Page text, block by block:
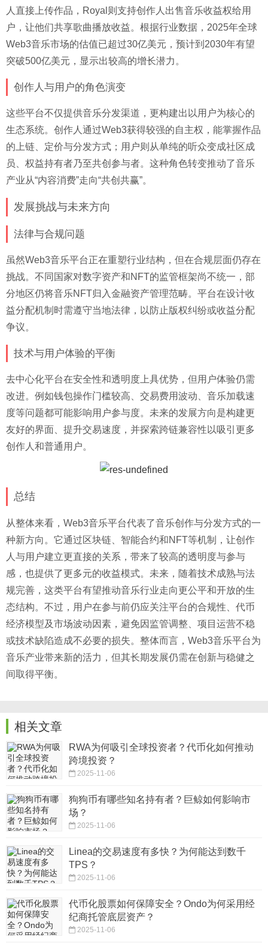
人直接上传作品，Royal则支持创作人出售音乐收益权给用
户，让他们共享歌曲播放收益。根据行业数据，2025年全球
Web3音乐市场的估值已超过30亿美元，预计到2030年有望
突破500亿美元，显示出较高的增长潜力。
创作人与用户的角色演变
这些平台不仅提供音乐分发渠道，更构建出以用户为核心的
生态系统。创作人通过Web3获得较强的自主权，能掌握作品
的上链、定价与分发方式；用户则从单纯的听众变成社区成
员、权益持有者乃至共创参与者。这种角色转变推动了音乐
产业从“内容消费”走向“共创共赢”。
发展挑战与未来方向
法律与合规问题
虽然Web3音乐平台正在重塑行业结构，但在合规层面仍存在
挑战。不同国家对数字资产和NFT的监管框架尚不统一，部
分地区仍将音乐NFT归入金融资产管理范畴。平台在设计收
益分配机制时需遵守当地法律，以防止版权纠纷或收益分配
争议。
技术与用户体验的平衡
去中心化平台在安全性和透明度上具优势，但用户体验仍需
改进。例如钱包操作门槛较高、交易费用波动、音乐加载速
度等问题都可能影响用户参与度。未来的发展方向是构建更
友好的界面、提升交易速度，并探索跨链兼容性以吸引更多
创作人和普通用户。
总结
从整体来看，Web3音乐平台代表了音乐创作与分发方式的一
种新方向。它通过区块链、智能合约和NFT等机制，让创作
人与用户建立更直接的关系，带来了较高的透明度与参与
感，也提供了更多元的收益模式。未来，随着技术成熟与法
规完善，这类平台有望推动音乐行业走向更公平和开放的生
态结构。不过，用户在参与前仍应关注平台的合规性、代币
经济模型及市场波动因素，避免因监管调整、项目运营不稳
或技术缺陷造成不必要的损失。整体而言，Web3音乐平台为
音乐产业带来新的活力，但其长期发展仍需在创新与稳健之
间取得平衡。
相关文章
RWA为何吸引全球投资者？代币化如何推动
跨境投资？
2025-11-06
狗狗币有哪些知名持有者？巨鲸如何影响市
场？
2025-11-06
Linea的交易速度有多快？为何能达到数千
TPS？
2025-11-06
代币化股票如何保障安全？Ondo为何采用经
纪商托管底层资产？
2025-11-06